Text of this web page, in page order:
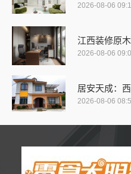
2026-08-06
江西装修原
2026-08-06
居安天成：
2026-08-06